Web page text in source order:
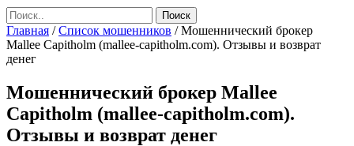
Главная /Список мошенников /Мошеннический брокер
Mallee Capitholm (mallee-capitholm.com). Отзывы и возврат
денег
Мошеннический брокер Mallee
Capitholm (mallee-capitholm.com).
Отзывы и возврат денег